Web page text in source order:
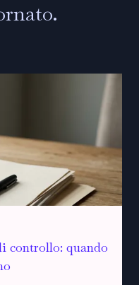
controllo: quando